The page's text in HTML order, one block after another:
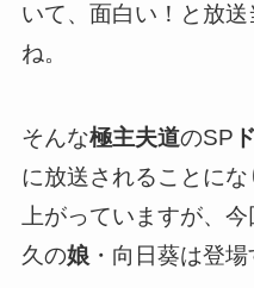
いて、面白い！と放
ね。
そんな極主夫道のSP
に放送されることに
上がっていますが、
久の娘・向日葵は登場